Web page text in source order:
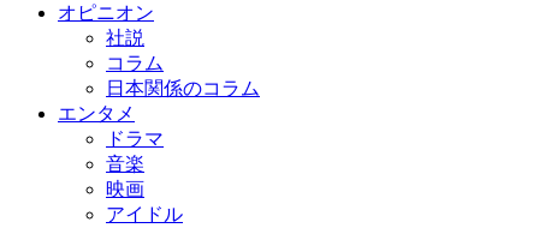
オピニオン
社説
コラム
日本関係のコラム
エンタメ
ドラマ
音楽
映画
アイドル